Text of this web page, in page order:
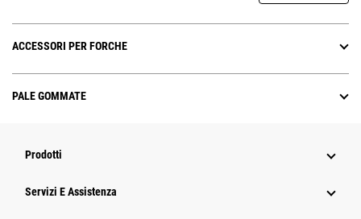
ACCESSORI PER FORCHE
PALE GOMMATE
Prodotti
Servizi E Assistenza